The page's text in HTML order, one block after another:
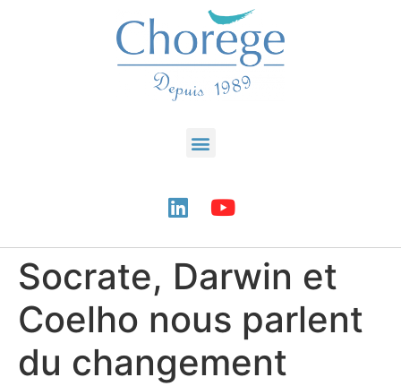
Socrate, Darwin et
Coelho nous parlent
du changement